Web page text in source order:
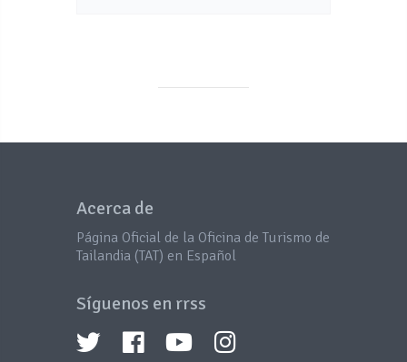
Acerca de
Página Oficial de la Oficina de Turismo de
Tailandia (TAT) en Español
Síguenos en rrss